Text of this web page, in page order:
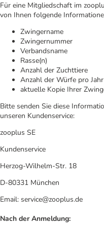
Für eine Mitgliedschaft im
von Ihnen folgende
Zwingername
Zwingernummer
Verbandsname
Rasse(n)
Anzahl der Zuchttiere
Anzahl der Würfe pro Jahr
aktuelle Kopie Ihrer
Bitte senden Sie diese
unseren Kundenservice:
zooplus SE
Kundenservice
Herzog-Wilhelm-Str. 18
D-80331 München
Email: service@zooplus.de
Nach der Anmeldung: